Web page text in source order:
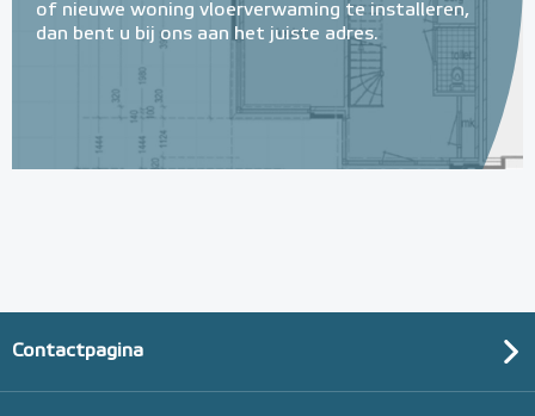
of nieuwe woning vloerverwaming te installeren,
dan bent u bij ons aan het juiste adres.
Contactpagina